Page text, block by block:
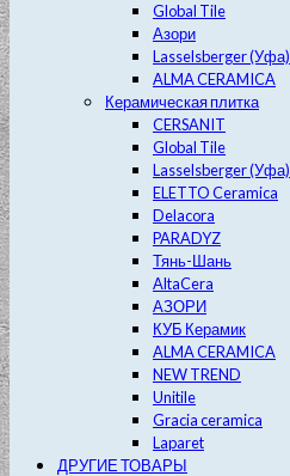
Global Tile
Азори
Lasselsberger (Уфа)
ALMA CERAMICA
Керамическая плитка
CERSANIT
Global Tile
Lasselsberger (Уфа)
ELETTO Ceramica
Delacora
PARADYZ
Тянь-Шань
AltaCera
АЗОРИ
КУБ Керамик
ALMA CERAMICA
NEW TREND
Unitile
Gracia ceramica
Laparet
ДРУГИЕ ТОВАРЫ